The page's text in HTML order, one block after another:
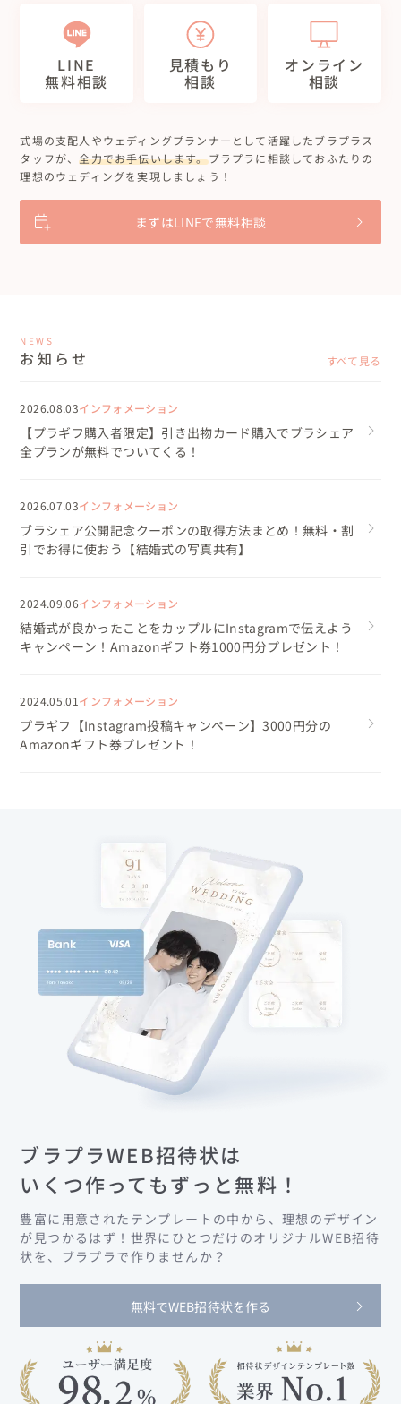
LINE
無料相談
見積もり
相談
オンライン
相談
式場の支配人やウェディングプランナーとして活躍したブラプラス
タッフが、全力でお手伝いします。ブラプラに相談しておふたりの
理想のウェディングを実現しましょう！
まずはLINEで無料相談
NEWS
お知らせ すべて見る
2026.08.03インフォメーション
【プラギフ購入者限定】引き出物カード購入でブラシェア
全プランが無料でついてくる！
2026.07.03インフォメーション
ブラシェア公開記念クーポンの取得方法まとめ！無料・割
引でお得に使おう【結婚式の写真共有】
2024.09.06インフォメーション
結婚式が良かったことをカップルにInstagramで伝えよう
キャンペーン！Amazonギフト券1000円分プレゼント！
2024.05.01 インフォメーション
プラギフ【Instagram投稿キャンペーン】3000円分の
Amazonギフト券プレゼント！
ブラプラWEB招待状は
いくつ作ってもずっと無料！
豊富に用意されたテンプレートの中から、理想のデザイン
が見つかるはず！世界にひとつだけのオリジナルWEB招待
状を、ブラプラで作りませんか？
無料でWEB招待状を作る